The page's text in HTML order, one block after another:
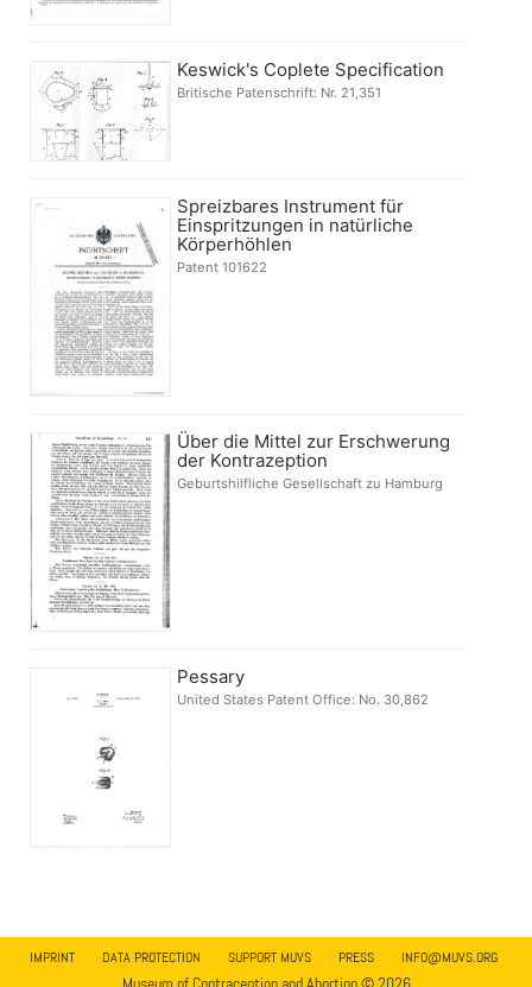
Keswick's Coplete Specification
Britische Patenschrift: Nr. 21,351
Spreizbares Instrument für
Einspritzungen in natürliche
Körperhöhlen
Patent 101622
Über die Mittel zur Erschwerung
der Kontrazeption
Geburtshilfliche Gesellschaft zu Hamburg
Pessary
United States Patent Office: No. 30,862
IMPRINT DATA PROTECTION SUPPORT MUVS PRESS INFO@MUVS.ORG